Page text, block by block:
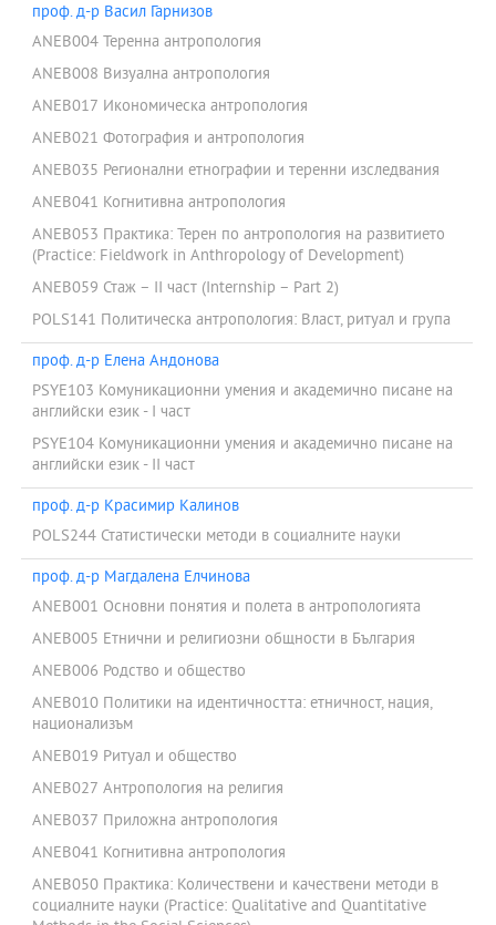
проф. д-р Васил Гарнизов
ANEB004 Теренна антропология
ANEB008 Визуална антропология
ANEB017 Икономическа антропология
ANEB021 Фотография и антропология
ANEB035 Регионални етнографии и теренни изследвания
ANEB041 Когнитивна антропология
ANEB053 Практика: Терен по антропология на развитието
(Practice: Fieldwork in Anthropology of Development)
ANEB059 Стаж – ІІ част (Internship – Part 2)
POLS141 Политическа антропология: Власт, ритуал и група
проф. д-р Елена Андонова
PSYE103 Комуникационни умения и академично писане на
английски език - I част
PSYE104 Комуникационни умения и академично писане на
английски език - IІ част
проф. д-р Красимир Калинов
POLS244 Статистически методи в социалните науки
проф. д-р Магдалена Елчинова
ANEB001 Основни понятия и полета в антропологията
ANEB005 Етнични и религиозни общности в България
ANEB006 Родство и общество
ANEB010 Политики на идентичността: етничност, нация,
национализъм
ANEB019 Ритуал и общество
ANEB027 Антропология на религия
ANEB037 Приложна антропология
ANEB041 Когнитивна антропология
ANEB050 Практика: Количествени и качествени методи в
социалните науки (Practice: Qualitative and Quantitative